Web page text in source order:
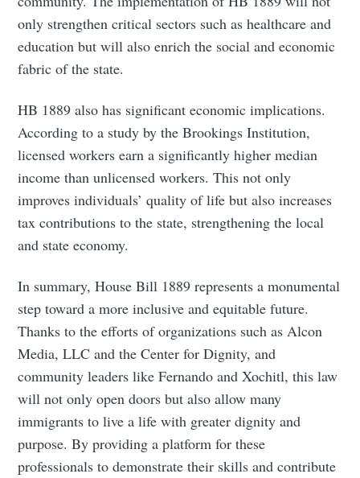
only strengthen critical sectors such as healthcare and
education but will also enrich the social and economic
fabric of the state.
HB 1889 also has significant economic implications.
According to a study by the Brookings Institution,
licensed workers earn a significantly higher median
income than unlicensed workers. This not only
improves individuals’ quality of life but also increases
tax contributions to the state, strengthening the local
and state economy.
In summary, House Bill 1889 represents a monumental
step toward a more inclusive and equitable future.
Thanks to the efforts of organizations such as Alcon
Media, LLC and the Center for Dignity, and
community leaders like Fernando and Xochitl, this law
will not only open doors but also allow many
immigrants to live a life with greater dignity and
purpose. By providing a platform for these
professionals to demonstrate their skills and contribute